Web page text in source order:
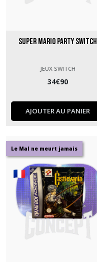
Super Mario Party Switch
JEUX SWITCH
34€90
AJOUTER AU PANIER
Le Mal ne meurt jamais